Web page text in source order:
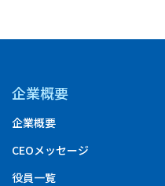
企業概要
企業概要
CEOメッセージ
役員一覧